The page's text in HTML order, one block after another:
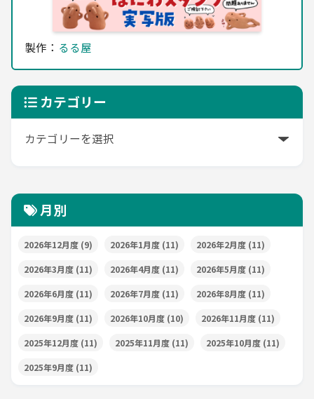
製作： るる屋
カテゴリー
月別
2026年12月度 (9) 2026年1月度 (11) 2026年2月度 (11)
2026年3月度 (11) 2026年4月度 (11) 2026年5月度 (11)
2026年6月度 (11) 2026年7月度 (11) 2026年8月度 (11)
2026年9月度 (11) 2026年10月度 (10) 2026年11月度 (11)
2025年12月度 (11) 2025年11月度 (11) 2025年10月度 (11)
2025年9月度 (11)